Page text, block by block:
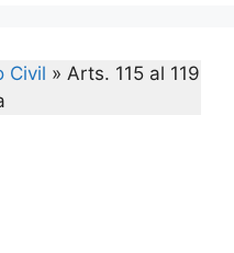
Civil » Arts. 115 al 119